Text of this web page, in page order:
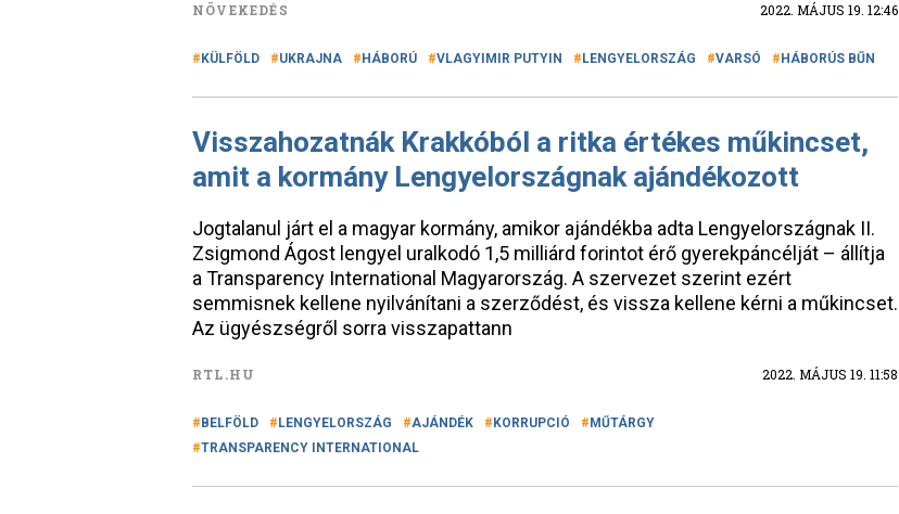
NÖVEKEDÉS 2022. MÁJUS 19. 12:46
KÜLFÖLD UKRAJNA HÁBORÚ VLAGYIMIR PUTYIN LENGYELORSZÁG VARSÓ HÁBORÚS BŰN
Visszahozatnák Krakkóból a ritka értékes műkincset,
amit a kormány Lengyelországnak ajándékozott
Jogtalanul járt el a magyar kormány, amikor ajándékba adta Lengyelországnak II.
Zsigmond Ágost lengyel uralkodó 1,5 milliárd forintot érő gyerekpáncélját – állítja
a Transparency International Magyarország. A szervezet szerint ezért
semmisnek kellene nyilvánítani a szerződést, és vissza kellene kérni a műkincset.
Az ügyészségről sorra visszapattann
RTL.HU 2022. MÁJUS 19. 11:58
BELFÖLD LENGYELORSZÁG AJÁNDÉK KORRUPCIÓ
MŰTÁRGY
TRANSPARENCY INTERNATIONAL